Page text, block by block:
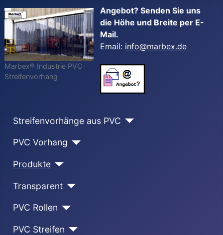
Marbex® Industrie PVC-
Streifenvorhang
Angebot? Senden Sie uns
die Höhe und Breite per E-
Mail.
Email: info@marbex.de
Streifenvorhänge aus PVC
PVC Vorhang
Produkte
Transparent
PVC Rollen
PVC Streifen